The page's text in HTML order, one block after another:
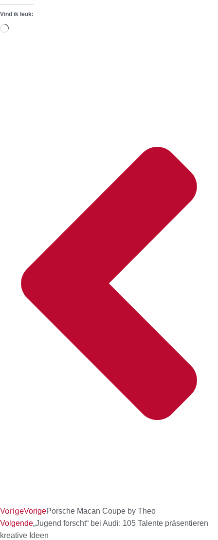
Vind ik leuk:
Aan
VorigeVorigePorsche Macan Coupe by Theo
Volgende„Jugend forscht“ bei Audi: 105 Talente präsentieren
kreative Ideen